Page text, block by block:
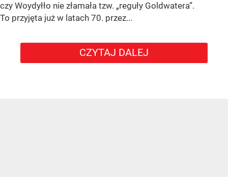
czy Woydyłło nie złamała tzw. „reguły Goldwatera”.
To przyjęta już w latach 70. przez...
CZYTAJ DALEJ